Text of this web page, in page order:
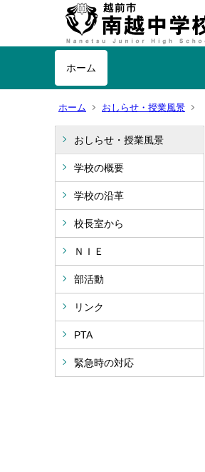
ホーム
ホーム おしらせ・授業風景
おしらせ・授業風景
学校の概要
学校の沿革
校長室から
ＮＩＥ
部活動
リンク
PTA
緊急時の対応